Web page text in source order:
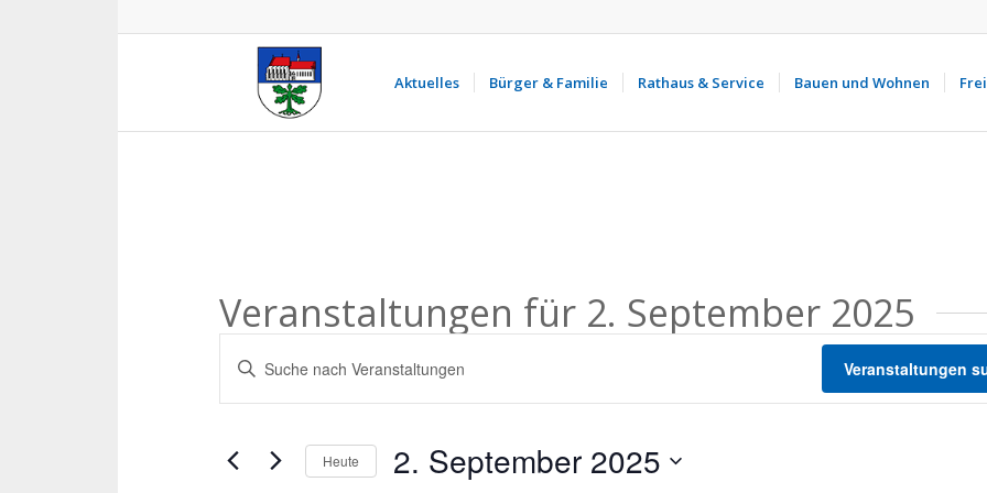
Aktuelles Bürger & Familie Rathaus & Service Bauen und Wohnen
Veranstaltungen für 2. September 2025
Veranstaltungen
Suche
und
Ansichten,
Navigation
Bitte
nach
Veranstaltungen
Heute 2. September 2025